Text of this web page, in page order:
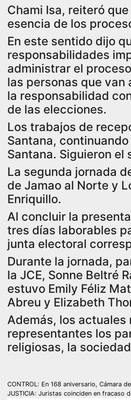
Chami Isa, reiteró
esencia de los
En este sentido dijo
responsabilidades
administrar el
las personas que
la responsabilidad
de las elecciones.
Los trabajos de
Santana,
Santana. Siguieron el
La segunda jornada
de Jamao al Norte y
Enriquillo.
Al concluir la
tres días laborables
junta electoral
Durante la jornada,
la JCE, Sonne Beltré
estuvo Emily Féliz
Abreu y Elizabeth
Además, los actuales
representantes los
religiosas, la
Navegación
CONTROL: En 168 aniversario, Cámara
JUSTICIA: Juristas coinciden en fracaso